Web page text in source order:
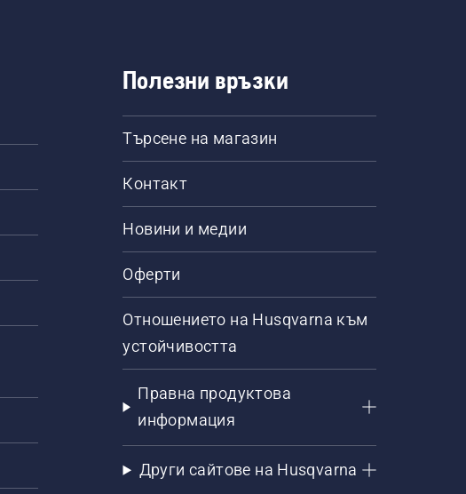
Полезни връзки
Търсене на магазин
Контакт
Новини и медии
Оферти
Отношението на Husqvarna към
устойчивостта
Правна продуктова
информация
Други сайтове на Husqvarna